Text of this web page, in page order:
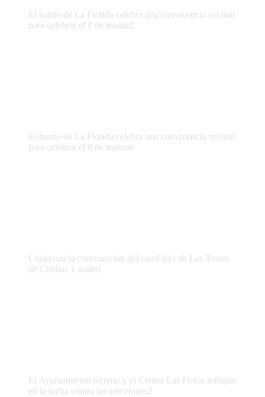
El barrio de La Florida celebra una convivencia vecinal
para celebrar el 8 de marzo2
El barrio de La Florida celebra una convivencia vecinal
para celebrar el 8 de marzo6
Comienza la construccion del carril bici de Las Torres
de Cotillas 1 scaled
El Ayuntamiento torreno y el Centro Las Flotas trabajan
en la lucha contra las adicciones2